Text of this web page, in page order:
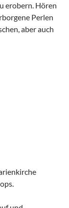
erobern. Hören
Perlen
aber auch